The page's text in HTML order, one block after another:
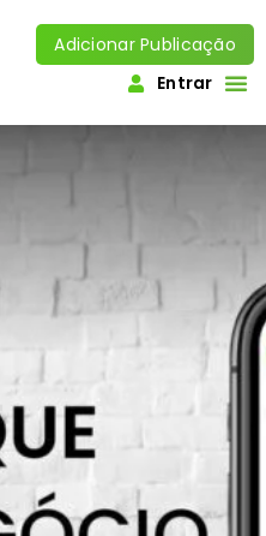
Adicionar Publicação
Entrar